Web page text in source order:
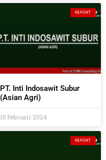
REPORT
PT. Inti Indosawit Subur
(Asian Agri)
15 Februari 2024
REPORT